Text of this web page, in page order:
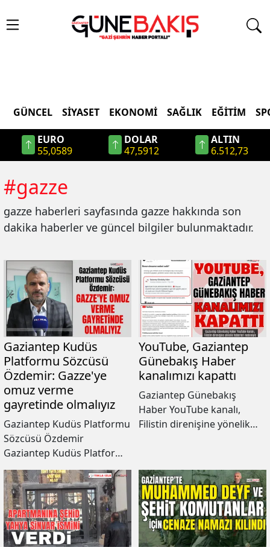
GÜNCEL SIYASET EKONOMI SAĞLIK EĞITIM
EURO
55,0589
DOLAR
47,5912
ALTIN
6.512,73
#gazze
gazze haberleri sayfasında gazze hakkında son
dakika haberler ve güncel bilgiler bulunmaktadır.
Gaziantep Kudüs
Platformu Sözcüsü
Özdemir: Gazze'ye
omuz verme
gayretinde olmalıyız
Gaziantep Kudüs Platformu
Sözcüsü Özdemir
Gaziantep Kudüs Platformu
sözcüsü Muhammed Talha
Özdemir, Filistin ve Kudüs
davasının gündemden
düşmemesi ve boykotun
devam etmesi gerektiğini
kaydetti.
YouTube, Gaziantep
Günebakış Haber
kanalımızı kapattı
Gaziantep Günebakış
Haber YouTube kanalı,
Filistin direnişine yönelik
kapatıldı.